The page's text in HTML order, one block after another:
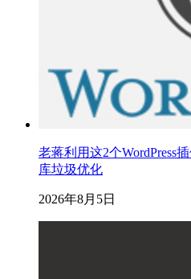
老蒋利用这2个WordPress
库垃圾优化
2026年8月5日